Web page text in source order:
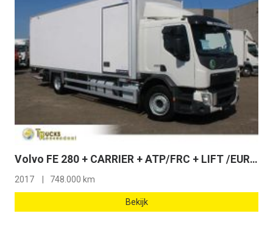
Volvo FE 280 + CARRIER + ATP/FRC + LIFT /EURO 6/ 19T
2017 748.000 km
Bekijk